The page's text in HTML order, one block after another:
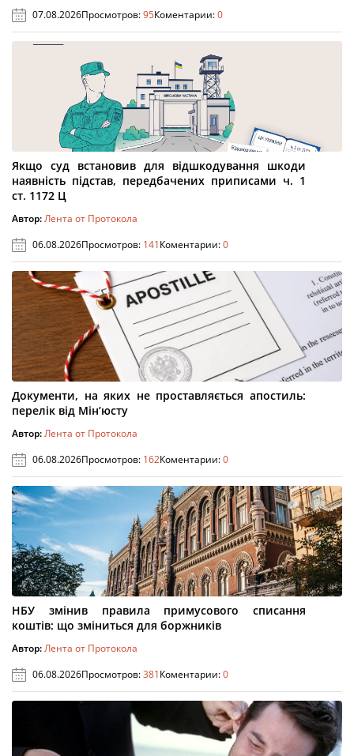
07.08.2026Просмотров:95Коментарии:0
Якщо суд встановив для відшкодування шкоди
наявність підстав, передбачених приписами ч. 1
ст. 1172 Ц
Автор:Лента от Протокола
06.08.2026Просмотров: 141Коментарии:0
Документи, на яких не проставляється апостиль:
перелік від Мін’юсту
Автор:Лента от Протокола
06.08.2026Просмотров: 162Коментарии:0
НБУ змінив правила примусового списання
коштів: що зміниться для боржників
Автор:Лента от Протокола
06.08.2026Просмотров:381Коментарии:0